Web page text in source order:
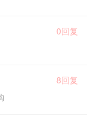
0回复
8回复